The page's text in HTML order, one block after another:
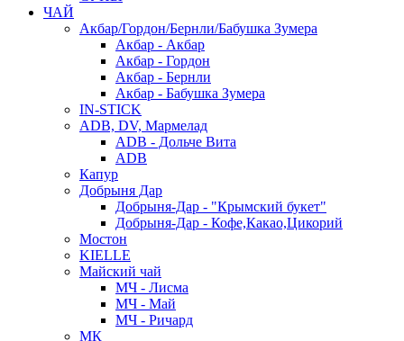
ЧАЙ
Акбар/Гордон/Бернли/Бабушка Зумера
Акбар - Акбар
Акбар - Гордон
Акбар - Бернли
Акбар - Бабушка Зумера
IN-STICK
ADB, DV, Мармелад
ADB - Дольче Вита
ADB
Капур
Добрыня Дар
Добрыня-Дар - "Крымский букет"
Добрыня-Дар - Кофе,Какао,Цикорий
Мостон
KIELLE
Майский чай
МЧ - Лисма
МЧ - Май
МЧ - Ричард
МК